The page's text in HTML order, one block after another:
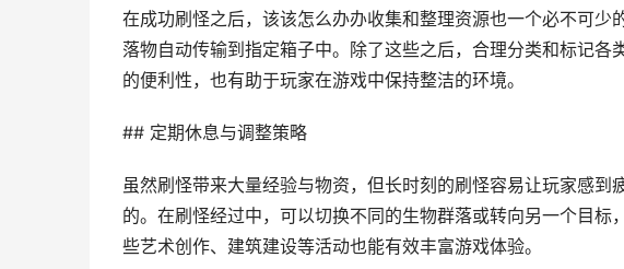
在成功刷怪之后，该该怎么办办收集和整理资源也一个必不可
落物自动传输到指定箱子中。除了这些之后，合理分类和标记
的便利性，也有助于玩家在游戏中保持整洁的环境。
## 定期休息与调整策略
虽然刷怪带来大量经验与物资，但长时刻的刷怪容易让玩家感
的。在刷怪经过中，可以切换不同的生物群落或转向另一个目
些艺术创作、建筑建设等活动也能有效丰富游戏体验。